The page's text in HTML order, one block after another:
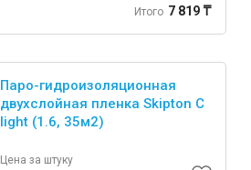
Итого 7 819 ₸
Паро-гидроизоляционная
двухслойная пленка Skipton C
light (1.6, 35м2)
Цена за штуку